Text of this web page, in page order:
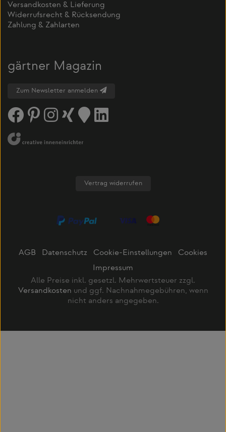
Versandkosten & Lieferung
Widerrufsrecht & Rücksendung
Zahlung & Zahlarten
gärtner Magazin
Zum Newsletter anmelden
Vertrag widerrufen
AGB Datenschutz Cookie-Einstellungen
Cookies
Impressum
Alle Preise inkl. gesetzl. Mehrwertsteuer zzgl.
Versandkosten und ggf. Nachnahmegebühren, wenn
nicht anders angegeben.